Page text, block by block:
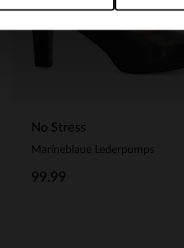
No Stress
Marineblaue Lederpumps
99.99